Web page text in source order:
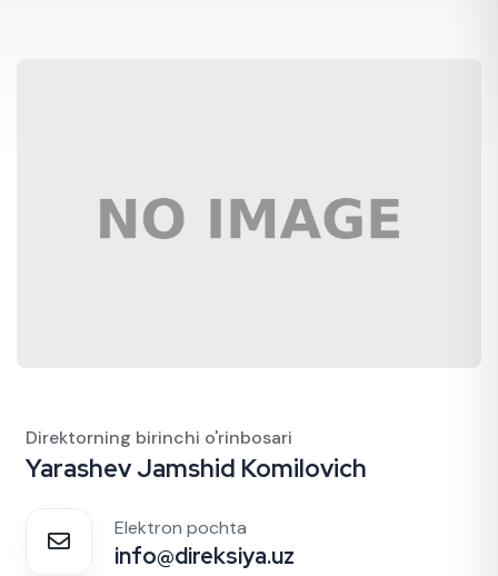
Direktorning birinchi o'rinbosari
Yarashev Jamshid Komilovich
Elektron pochta
info@direksiya.uz